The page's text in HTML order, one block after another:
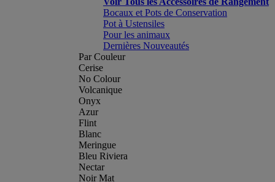
Bocaux et Pots de Conservation
Pot à Ustensiles
Pour les animaux
Dernières Nouveautés
Par Couleur
Cerise
No Colour
Volcanique
Onyx
Azur
Flint
Blanc
Meringue
Bleu Riviera
Nectar
Noir Mat